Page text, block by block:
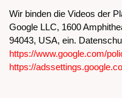
Wir binden die Videos der
Google LLC, 1600
94043, USA, ein.
https://www.google.com/
https://